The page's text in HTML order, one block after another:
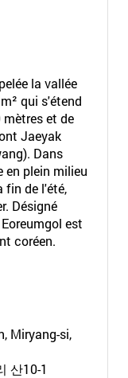
la vallée
qui s'étend
et de
Jaeyak
Dans
en plein milieu
fin de l'été,
Désigné
est
coréen.
Miryang-si,
산10-1